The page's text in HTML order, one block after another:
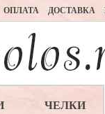
ОПЛАТА ДОСТАВКА
ЧЕЛКИ